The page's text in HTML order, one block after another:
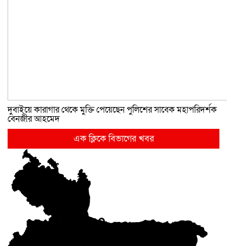
দুবাইয়ে কারাগার থেকে মুক্তি পেয়েছেন পুলিশের সাবেক মহাপরিদর্শক
বেনজীর আহমেদ
এক ক্লিকে বিভাগের খবর